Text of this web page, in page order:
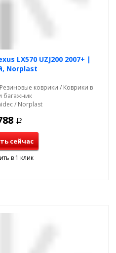
LX570 UZJ200 2007+ |
Norplast
коврики / Коврики в
багажник
/ Norplast
Р
сейчас
в 1 клик